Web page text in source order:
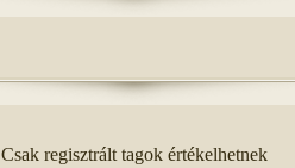
Csak regisztrált tagok értékelhetnek